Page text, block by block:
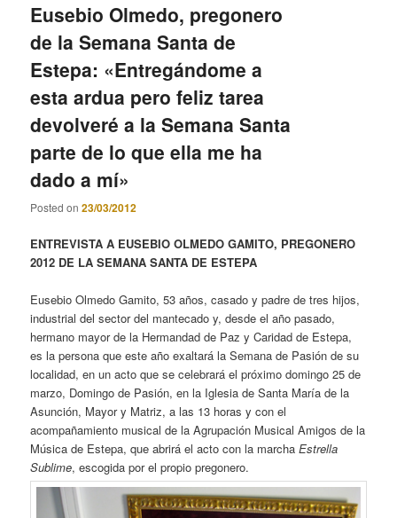
Eusebio Olmedo, pregonero
de la Semana Santa de
Estepa: «Entregándome a
esta ardua pero feliz tarea
devolveré a la Semana Santa
parte de lo que ella me ha
dado a mí»
Posted on23/03/2012
ENTREVISTA A EUSEBIO OLMEDO GAMITO, PREGONERO
2012 DE LA SEMANA SANTA DE ESTEPA
Eusebio Olmedo Gamito, 53 años, casado y padre de tres hijos,
industrial del sector del mantecado y, desde el año pasado,
hermano mayor de la Hermandad de Paz y Caridad de Estepa,
es la persona que este año exaltará la Semana de Pasión de su
localidad, en un acto que se celebrará el próximo domingo 25 de
marzo, Domingo de Pasión, en la Iglesia de Santa María de la
Asunción, Mayor y Matriz, a las 13 horas y con el
acompañamiento musical de la Agrupación Musical Amigos de la
Música de Estepa, que abrirá el acto con la marchaEstrella
Sublime, escogida por el propio pregonero.